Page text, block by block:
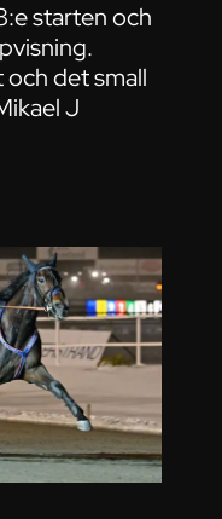
starten och
och det small
J